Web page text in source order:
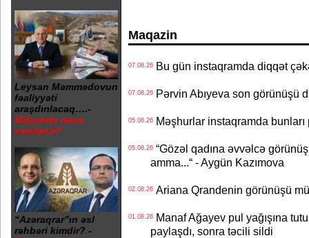
Leysan Məmmədovun
fəaliyyəti
araşdırılacaq….-
Milyonlar necə
xərclənir?
“Azəraqrar”ın əsl
rəhbəri kimdir? -
Maqazin
07.08.26Bu gün instaqramda diqqət
07.08.26Pərvin Abıyeva son görünüşü
05.08.26Məşhurlar instaqramda bunları
05.08.26“Gözəl qadına əvvəlcə
amma...“ - Aygün Kazımova
02.08.26Ariana Qrandenin görünüşü
01.08.26Manaf Ağayev pul yağışına
paylaşdı, sonra təcili sildi